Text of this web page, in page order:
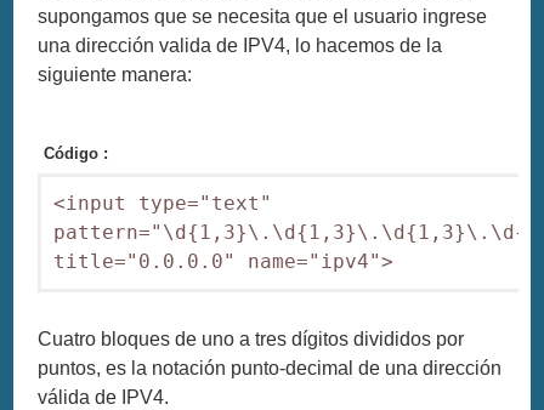
supongamos que se necesita que el usuario ingrese
una dirección valida de IPV4, lo hacemos de la
siguiente manera:
Código :
<input type="text"
title="0.0.0.0" name="ipv4">
Cuatro bloques de uno a tres dígitos divididos por
puntos, es la notación punto-decimal de una dirección
válida de IPV4.